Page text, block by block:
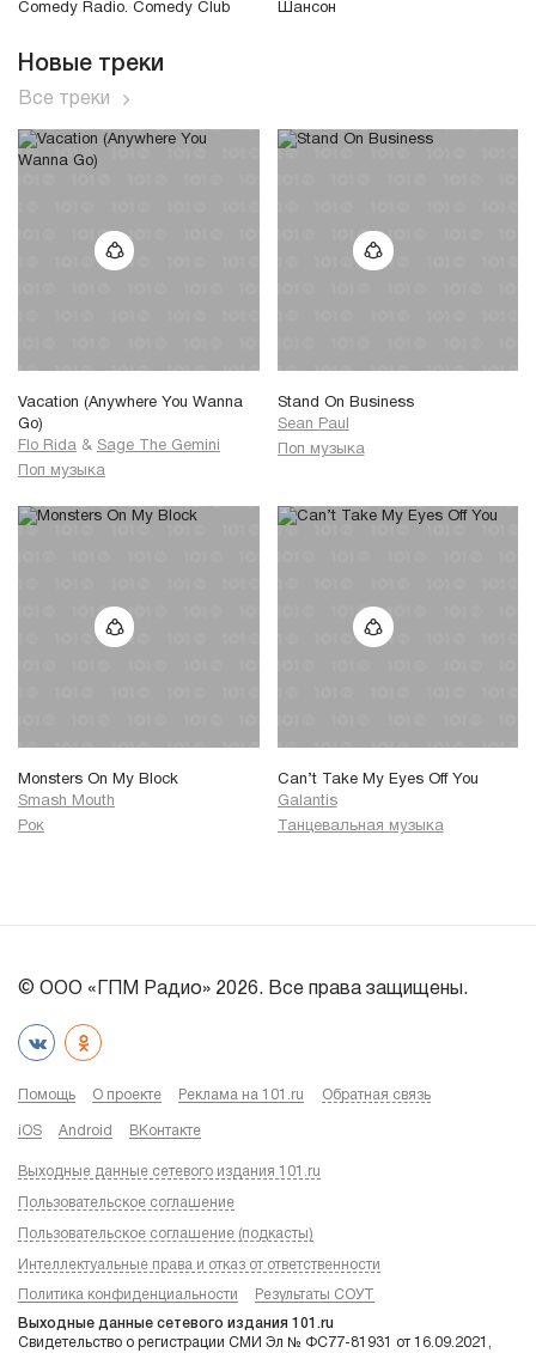
Comedy Radio. Comedy Club Шансон
Новые треки
Все треки
Vacation (Anywhere You Wanna
Go)
Flo Rida & Sage The Gemini
Поп музыка
Stand On Business
Sean Paul
Поп музыка
Monsters On My Block
Smash Mouth
Рок
Can’t Take My Eyes Off You
Galantis
Танцевальная музыка
© ООО «ГПМ Радио» 2026. Все права защищены.
Помощь О проекте Реклама на 101.ru Обратная связь
iOS Android ВКонтакте
Выходные данные сетевого издания 101.ru
Пользовательское соглашение
Пользовательское соглашение (подкасты)
Интеллектуальные права и отказ от ответственности
Политика конфиденциальности Результаты СОУТ
Выходные данные сетевого издания 101.ru
Свидетельство о регистрации СМИ Эл № ФС77-81931 от 16.09.2021,